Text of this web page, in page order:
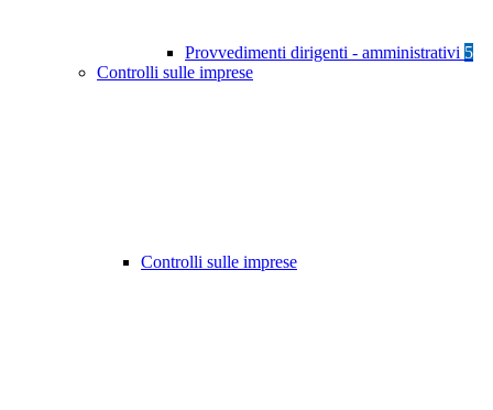
Provvedimenti dirigenti - amministrativi 5
Controlli sulle imprese
Controlli sulle imprese